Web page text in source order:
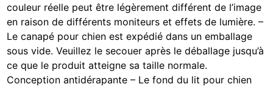
couleur réelle peut être légèrement différent de l’image
en raison de différents moniteurs et effets de lumière. –
Le canapé pour chien est expédié dans un emballage
sous vide. Veuillez le secouer après le déballage jusqu’à
ce que le produit atteigne sa taille normale.
Conception antidérapante – Le fond du lit pour chien